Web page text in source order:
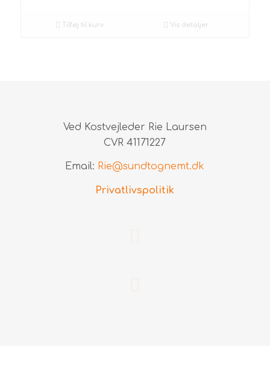
Tilføj til kurv Vis detaljer
Ved Kostvejleder Rie Laursen
CVR 41171227
Email: Rie@sundtognemt.dk
Privatlivspolitik